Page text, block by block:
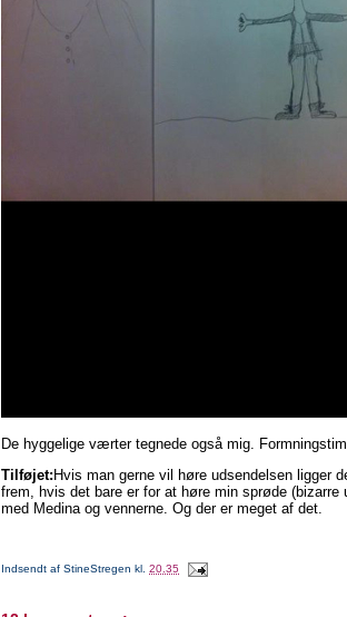
De hyggelige værter tegnede også mig.
Tilføjet: Hvis man gerne vil høre udsendelsen ligger
frem, hvis det bare er for at høre min sprøde
med Medina og vennerne. Og der er meget af det.
Indsendt afStineStregen kl.20.35